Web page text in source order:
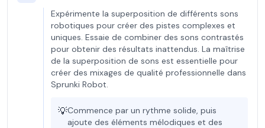
Expérimente la superposition de différents sons
robotiques pour créer des pistes complexes et
uniques. Essaie de combiner des sons contrastés
pour obtenir des résultats inattendus. La maîtrise
de la superposition de sons est essentielle pour
créer des mixages de qualité professionnelle dans
Sprunki Robot.
💡Commence par un rythme solide, puis
ajoute des éléments mélodiques et des